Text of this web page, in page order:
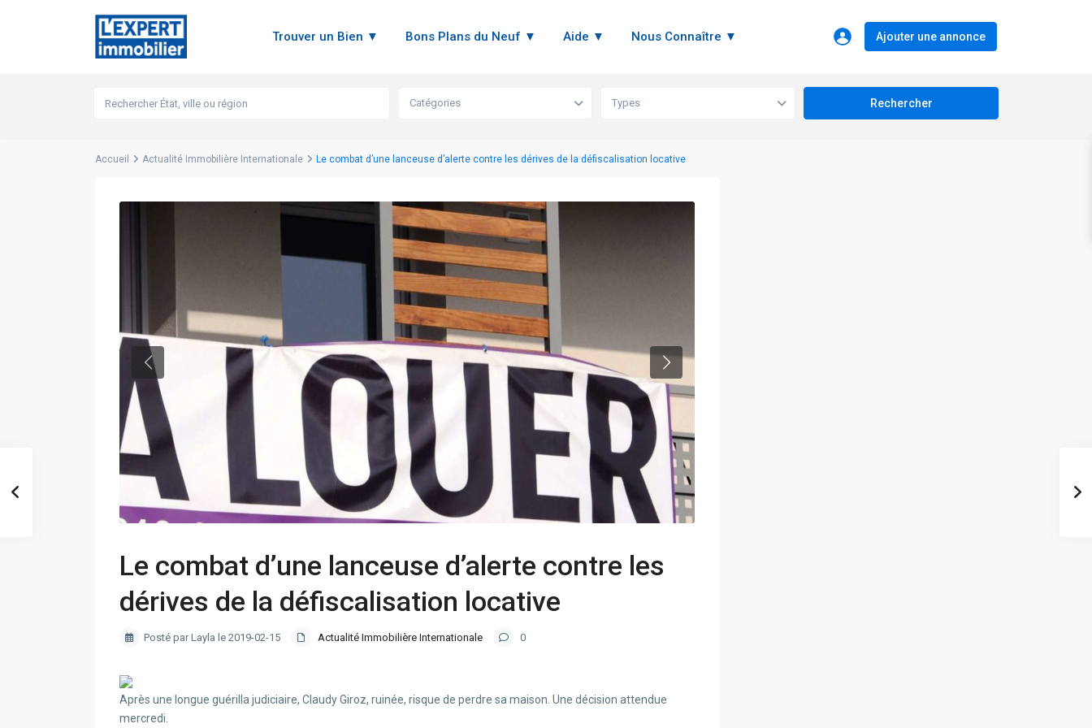
Trouver un Bien ▼ Bons Plans du Neuf ▼ Aide ▼ Nous Connaître ▼ Ajouter une annonce
Catégories Types
Accueil Actualité Immobilière Internationale Le combat d’une lanceuse d’alerte contre les dérives de la défiscalisation locative
Le combat d’une lanceuse d’alerte contre les
dérives de la défiscalisation locative
Posté par Layla le 2019-02-15 Actualité Immobilière Internationale 0
Après une longue guérilla judiciaire, Claudy Giroz, ruinée, risque de perdre sa maison. Une décision attendue
mercredi.